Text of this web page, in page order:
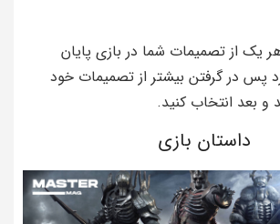
یک از تصمیمات شما در بازی پایان
پس در گرفتن بیشتر از تصمیمات خود
و بعد انتخاب کنید.
داستان بازی